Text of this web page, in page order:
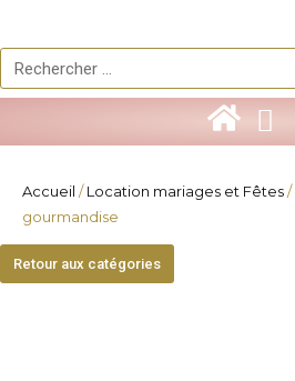
contenu
Rechercher
Accueil /Location mariages et Fêtes/
gourmandise
Retour aux catégories